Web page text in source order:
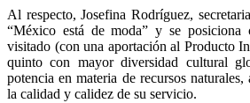
Al respecto, Josefina Rodríguez,
“México está de moda” y se posiciona
visitado (con una aportación al Producto
quinto con mayor diversidad cultural
potencia en materia de recursos
la calidad y calidez de su servicio.